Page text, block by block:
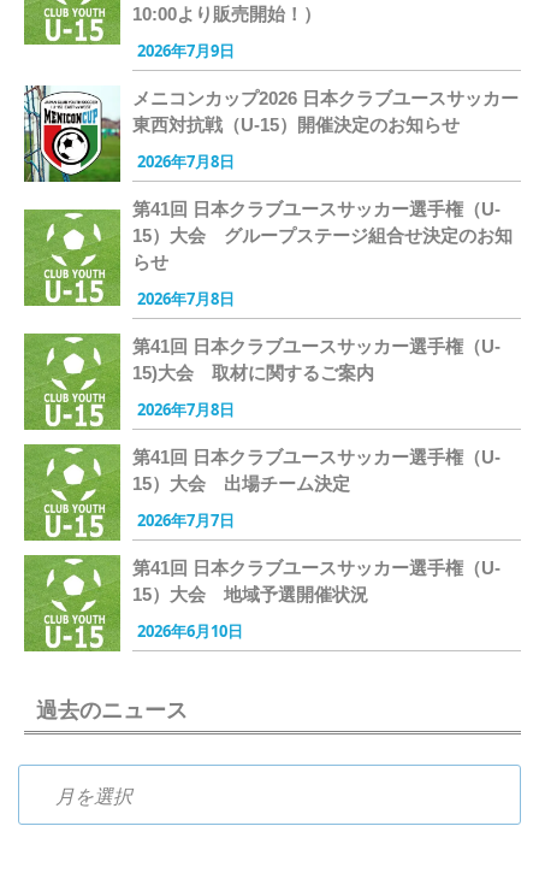
10:00より販売開始！）
2026年7月9日
メニコンカップ2026 日本クラブユースサッカー
東西対抗戦（U-15）開催決定のお知らせ
2026年7月8日
第41回 日本クラブユースサッカー選手権（U-
15）大会 グループステージ組合せ決定のお知
らせ
2026年7月8日
第41回 日本クラブユースサッカー選手権（U-
15)大会 取材に関するご案内
2026年7月8日
第41回 日本クラブユースサッカー選手権（U-
15）大会 出場チーム決定
2026年7月7日
第41回 日本クラブユースサッカー選手権（U-
15）大会 地域予選開催状況
2026年6月10日
過去のニュース
過去のニュース